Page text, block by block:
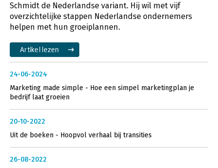
Schmidt de Nederlandse variant. Hij wil met vijf
overzichtelijke stappen Nederlandse ondernemers
helpen met hun groeiplannen.
Artikel lezen
24-06-2024
Marketing made simple - Hoe een simpel marketingplan je
bedrijf laat groeien
20-10-2022
Uit de boeken - Hoopvol verhaal bij transities
26-08-2022